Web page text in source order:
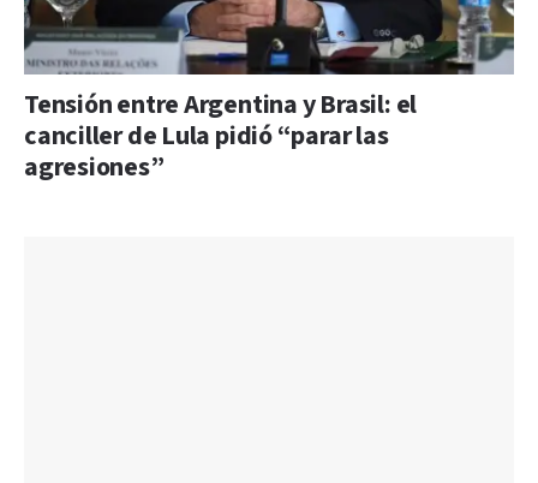
Tensión entre Argentina y Brasil: el
canciller de Lula pidió “parar las
agresiones”